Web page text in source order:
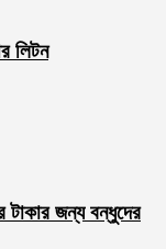
লিটন
টাকার জন্য বন্ধুদের